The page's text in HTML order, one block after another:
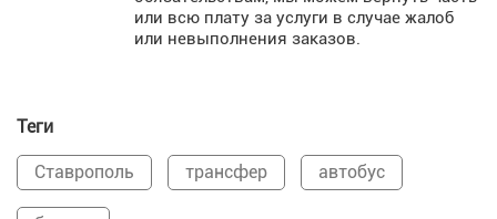
или всю плату за услуги в случае жалоб
или невыполнения заказов.
Теги
Ставрополь трансфер автобус